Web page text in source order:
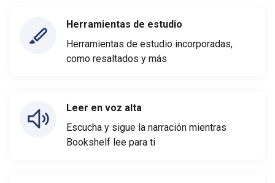
Herramientas de estudio
Herramientas de estudio incorporadas,
como resaltados y más
Leer en voz alta
Escucha y sigue la narración mientras
Bookshelf lee para ti